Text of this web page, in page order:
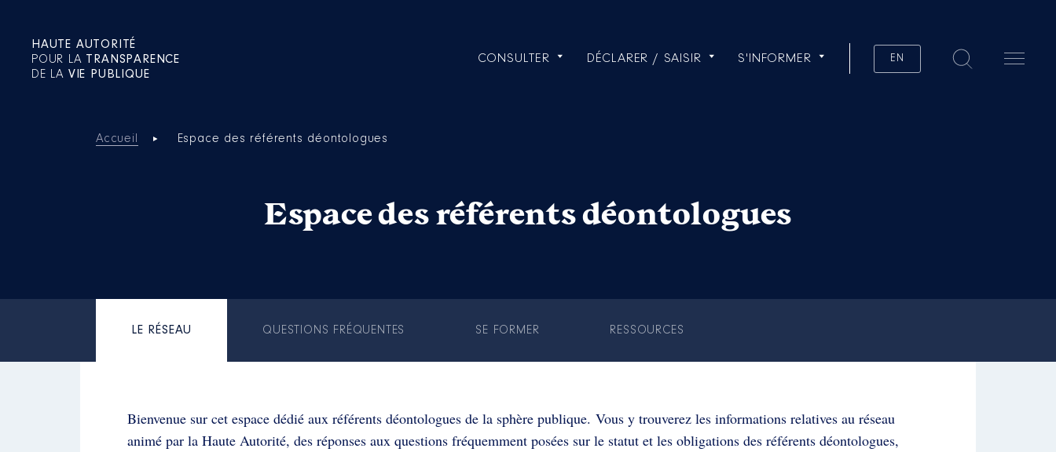
HAUTE AUTORITÉ
POUR LA TRANSPARENCE
DE LA VIE PUBLIQUE
CONSULTER DÉCLARER / SAISIR S'INFORMER EN
Accueil Espace des référents déontologues
Espace des référents déontologues
LE RÉSEAU QUESTIONS FRÉQUENTES SE FORMER RESSOURCES
Bienvenue sur cet espace dédié aux référents déontologues de la sphère publique. Vous y trouverez les informations relatives au réseau
animé par la Haute Autorité, des réponses aux questions fréquemment posées sur le statut et les obligations des référents déontologues,